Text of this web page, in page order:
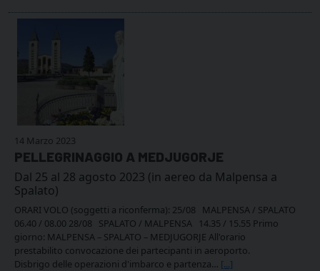
14 Marzo 2023
PELLEGRINAGGIO A MEDJUGORJE
Dal 25 al 28 agosto 2023 (in aereo da Malpensa a
Spalato)
ORARI VOLO (soggetti a riconferma): 25/08 MALPENSA / SPALATO
06.40 / 08.00 28/08 SPALATO / MALPENSA 14.35 / 15.55 Primo
giorno: MALPENSA – SPALATO – MEDJUGORJE All'orario
prestabilito convocazione dei partecipanti in aeroporto.
Disbrigo delle operazioni d'imbarco e partenza… [...]